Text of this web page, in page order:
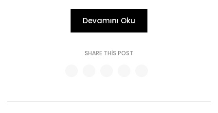
Devamını Oku
SHARE THIS POST